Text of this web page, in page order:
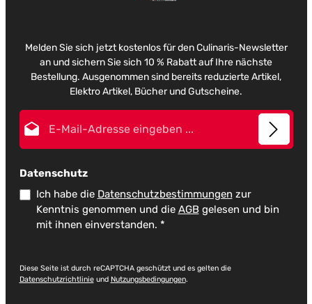
Melden Sie sich jetzt kostenlos für den Culinaris-Newsletter
an und sichern Sie sich 10 % Rabatt auf Ihre nächste
Bestellung. Ausgenommen sind bereits reduzierte Artikel,
Elektro Artikel, Bücher und Gutscheine.
Datenschutz
Ich habe die Datenschutzbestimmungen zur
Kenntnis genommen und die AGBgelesen und bin
mit ihnen einverstanden. *
Diese Seite ist durch reCAPTCHA geschützt und es gelten die
Datenschutzrichtlinieund Nutzungsbedingungen.